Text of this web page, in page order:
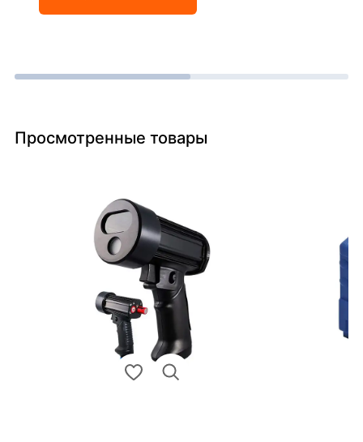
Просмотренные товары